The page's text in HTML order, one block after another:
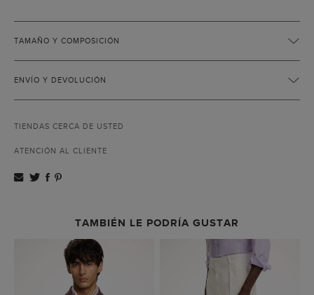
TAMAÑO Y COMPOSICIÓN
ENVÍO Y DEVOLUCIÓN
TIENDAS CERCA DE USTED
ATENCIÓN AL CLIENTE
TAMBIÉN LE PODRÍA GUSTAR